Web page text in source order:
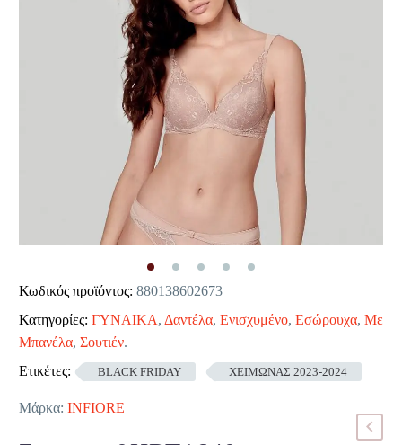
Κωδικός προϊόντος: 880138602673
Κατηγορίες: ΓΥΝΑΙΚΑ, Δαντέλα, Ενισχυμένο, Εσώρουχα, Με
Μπανέλα, Σουτιέν.
Ετικέτες:
BLACK FRIDAY ΧΕΙΜΩΝΑΣ 2023-2024
Μάρκα: INFIORE